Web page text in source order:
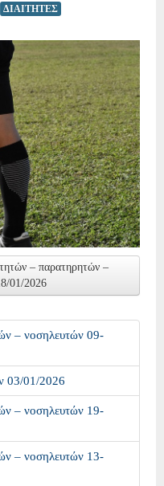
ΔΙΑΙΤΗΤΕΣ
– παρατηρητών –
01/2026
– νοσηλευτών 09-
03/01/2026
– νοσηλευτών 19-
– νοσηλευτών 13-